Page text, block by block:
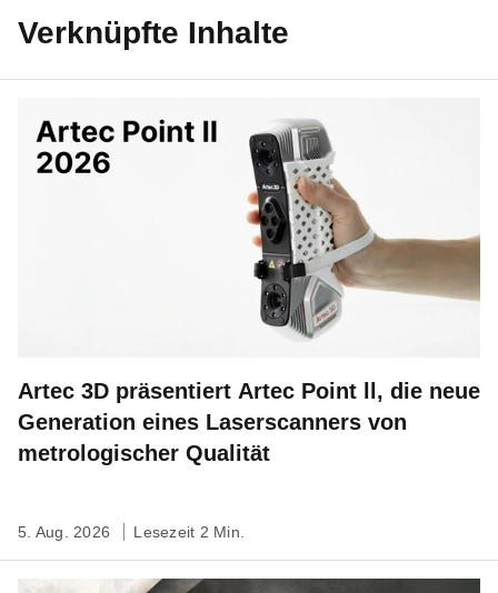
Verknüpfte Inhalte
Artec 3D präsentiert Artec Point ll, die neue
Generation eines Laserscanners von
metrologischer Qualität
5. Aug. 2026 Lesezeit 2 Min.